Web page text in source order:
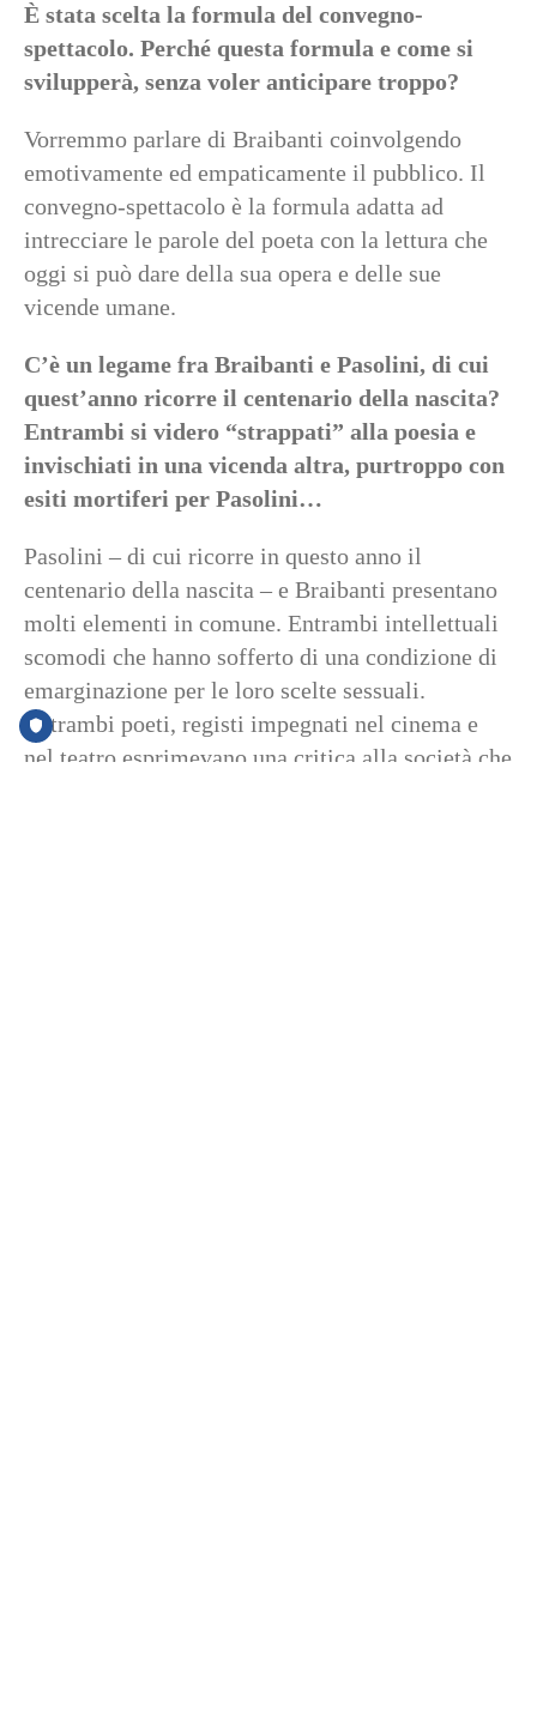
È stata scelta la formula del convegno-
spettacolo. Perché questa formula e come si
svilupperà, senza voler anticipare troppo?
Vorremmo parlare di Braibanti coinvolgendo
emotivamente ed empaticamente il pubblico. Il
convegno-spettacolo è la formula adatta ad
intrecciare le parole del poeta con la lettura che
oggi si può dare della sua opera e delle sue
vicende umane.
C’è un legame fra Braibanti e Pasolini, di cui
quest’anno ricorre il centenario della nascita?
Entrambi si videro “strappati” alla poesia e
invischiati in una vicenda altra, purtroppo con
esiti mortiferi per Pasolini…
Pasolini – di cui ricorre in questo anno il
centenario della nascita – e Braibanti presentano
molti elementi in comune. Entrambi intellettuali
scomodi che hanno sofferto di una condizione di
emarginazione per le loro scelte sessuali.
Entrambi poeti, registi impegnati nel cinema e
nel teatro esprimevano una critica alla società che